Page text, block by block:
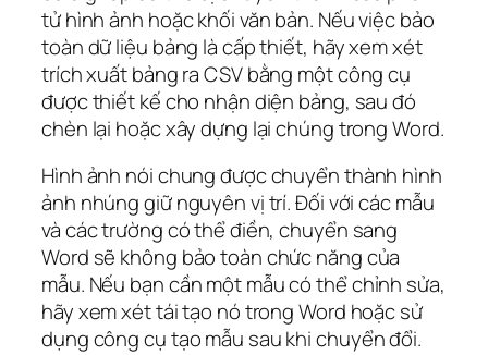
tử hình ảnh hoặc khối văn bản. Nếu việc bảo
toàn dữ liệu bảng là cấp thiết, hãy xem xét
trích xuất bảng ra CSV bằng một công cụ
được thiết kế cho nhận diện bảng, sau đó
chèn lại hoặc xây dựng lại chúng trong Word.
Hình ảnh nói chung được chuyển thành hình
ảnh nhúng giữ nguyên vị trí. Đối với các mẫu
và các trường có thể điền, chuyển sang
Word sẽ không bảo toàn chức năng của
mẫu. Nếu bạn cần một mẫu có thể chỉnh sửa,
hãy xem xét tái tạo nó trong Word hoặc sử
dụng công cụ tạo mẫu sau khi chuyển đổi.